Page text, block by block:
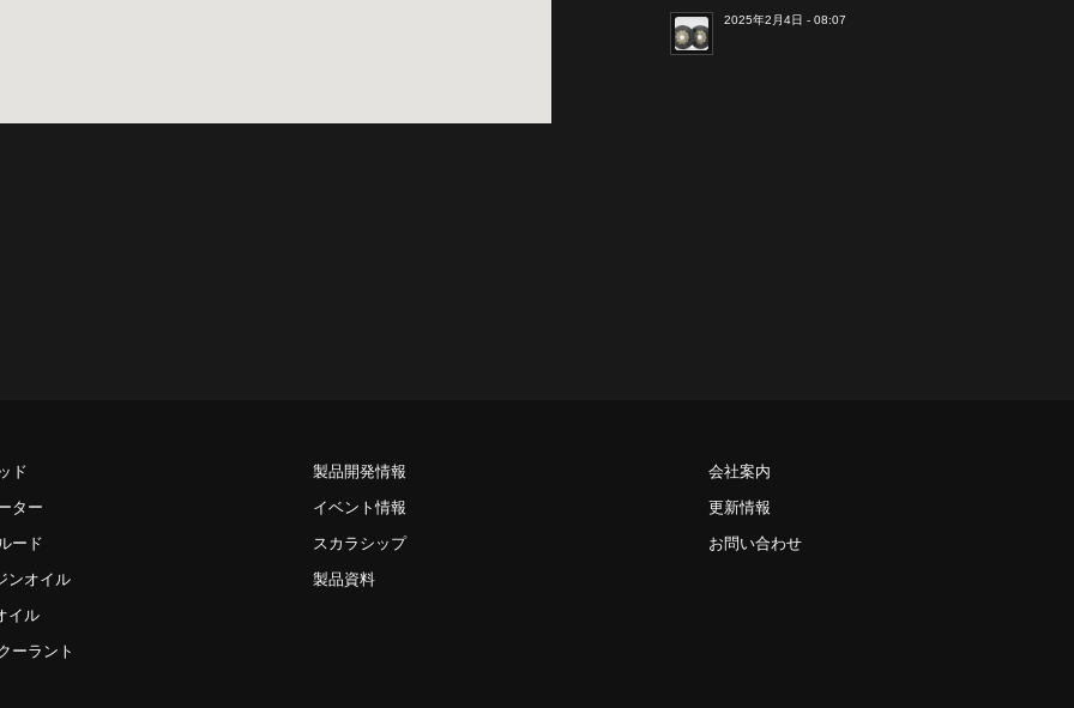
2025年2月4日 - 08:07
ド
ター
ード
ンオイル
イル
ーラント
製品開発情報
イベント情報
スカラシップ
製品資料
会社案内
更新情報
お問い合わせ